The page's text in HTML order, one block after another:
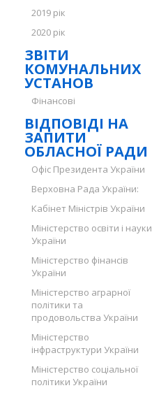
2019 рік
2020 рік
ЗВІТИ
КОМУНАЛЬНИХ
УСТАНОВ
Фінансові
ВІДПОВІДІ НА
ЗАПИТИ
ОБЛАСНОЇ РАДИ
Офіс Президента України
Верховна Рада України:
Кабінет Міністрів України
Міністерство освіти і науки
України
Міністерство фінансів
України
Міністерство аграрної
політики та
продовольства України
Міністерство
інфраструктури України
Міністерство соціальної
політики України